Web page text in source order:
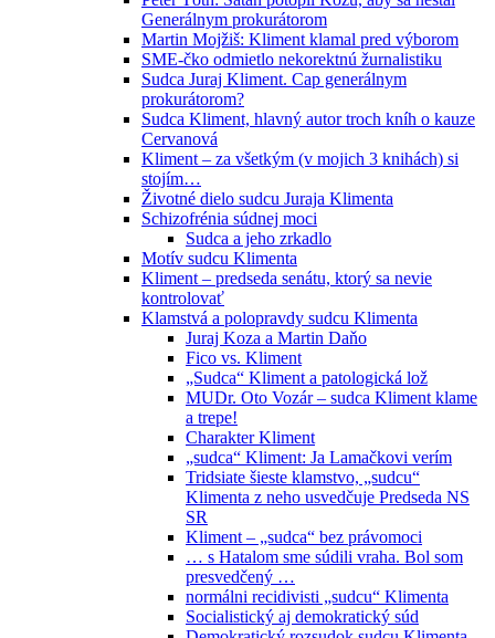
Generálnym prokurátorom
Martin Mojžiš: Kliment klamal pred výborom
SME-čko odmietlo nekorektnú žurnalistiku
Sudca Juraj Kliment. Cap generálnym
prokurátorom?
Sudca Kliment, hlavný autor troch kníh o kauze
Cervanová
Kliment – za všetkým (v mojich 3 knihách) si
stojím…
Životné dielo sudcu Juraja Klimenta
Schizofrénia súdnej moci
Sudca a jeho zrkadlo
Motív sudcu Klimenta
Kliment – predseda senátu, ktorý sa nevie
kontrolovať
Klamstvá a polopravdy sudcu Klimenta
Juraj Koza a Martin Daňo
Fico vs. Kliment
„Sudca“ Kliment a patologická lož
MUDr. Oto Vozár – sudca Kliment klame
a trepe!
Charakter Kliment
„sudca“ Kliment: Ja Lamačkovi verím
Tridsiate šieste klamstvo, „sudcu“
Klimenta z neho usvedčuje Predseda NS
SR
Kliment – „sudca“ bez právomoci
… s Hatalom sme súdili vraha. Bol som
presvedčený …
normálni recidivisti „sudcu“ Klimenta
Socialistický aj demokratický súd